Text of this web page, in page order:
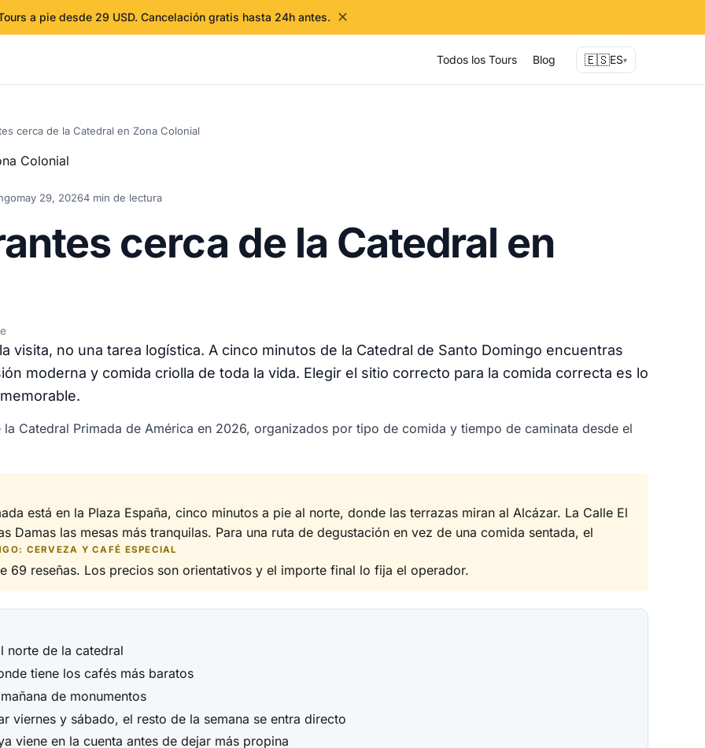
a pie desde 29 USD. Cancelación gratis hasta 24h antes. ✕
Todos los Tours Blog 🇪🇸ES▾
cerca de la Catedral en Zona Colonial
may 29, 20264 min de lectura
cerca de la Catedral en
visita, no una tarea logística. A cinco minutos de la Catedral de Santo Domingo encuentras
moderna y comida criolla de toda la vida. Elegir el sitio correcto para la comida correcta es lo
Catedral Primada de América en 2026, organizados por tipo de comida y tiempo de caminata desde el
está en la Plaza España, cinco minutos a pie al norte, donde las terrazas miran al Alcázar. La Calle El
Damas las mesas más tranquilas. Para una ruta de degustación en vez de una comida sentada, el
CERVEZA Y CAFÉ ESPECIAL
69 reseñas. Los precios son orientativos y el importe final lo fija el operador.
norte de la catedral
tiene los cafés más baratos
de monumentos
viernes y sábado, el resto de la semana se entra directo
viene en la cuenta antes de dejar más propina